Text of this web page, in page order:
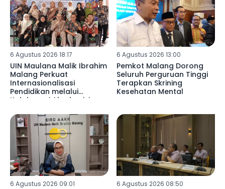
6 Agustus 2026 18:17
UIN Maulana Malik Ibrahim
Malang Perkuat
Internasionalisasi
Pendidikan melalui
Kolaborasi Akademisi
Mulyoagung
6 Agustus 2026 13:00
Pemkot Malang Dorong
Seluruh Perguruan Tinggi
Terapkan Skrining
Kesehatan Mental
6 Agustus 2026 09:01 6 Agustus 2026 08:50